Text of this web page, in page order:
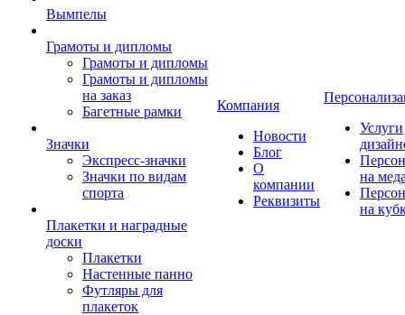
Вымпелы
Грамоты и дипломы
Грамоты и дипломы
Грамоты и дипломы
на заказ
Багетные рамки
Значки
Экспресс-значки
Значки по видам
спорта
Плакетки и наградные
доски
Плакетки
Настенные панно
Футляры для
плакеток
Компания
Новости
Блог
О
компании
Реквизиты
Услуги
на
на